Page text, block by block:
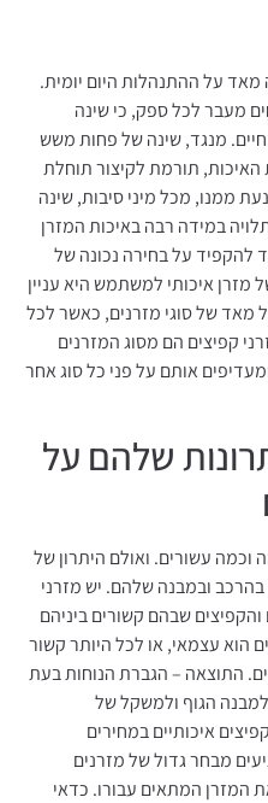
על ההתנהלות היום יומית.
מעבר לכל ספק, כי שינה
מנגד, שינה של פחות משש
האיכות, תורמת לקיצור תוחלת
ממנו, מכל מיני סיבות, שינה
במידה רבה באיכות המזרן
על בחירה נכונה של
איכותי למשתמש היא עניין
מאד של סוגי מזרנים, כאשר לכל
קפיצים הם מסוג המזרנים
אותם על פני כל סוג אחר
שלהם על
וכמה עשורים. ואולם היתרון של
בהרכב ובמבנה שלהם. יש מזרני
והקפיצים שבהם קשורים ביניהם
הוא עצמאי, או לכל היותר קשור
התוצאה – הגברת הנוחות בעת
הגוף ולמשקל של
איכותיים במחירים
מבחר גדול של מזרנים
המזרן המתאים עבורו. כדאי